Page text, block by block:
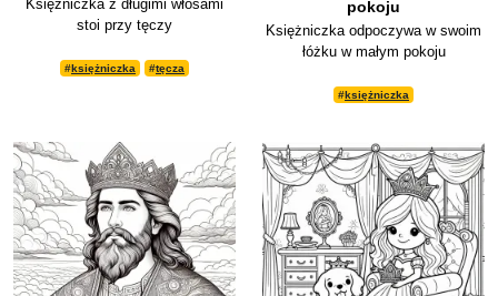
Księżniczka z długimi włosami
stoi przy tęczy
#księżniczka #tęcza
pokoju
Księżniczka odpoczywa w swoim
łóżku w małym pokoju
#księżniczka